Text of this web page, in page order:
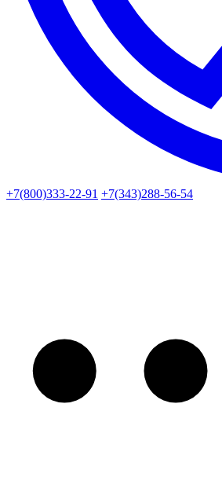
+7(800)333-22-91 +7(343)288-56-54